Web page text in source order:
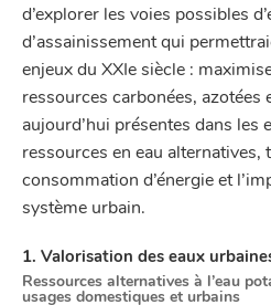
d’explorer les voies possibles
d’assainissement qui
enjeux du XXIe siècle :
ressources carbonées, azotées
aujourd’hui présentes dans les
ressources en eau
consommation d’énergie et
système urbain.
1. Valorisation des eaux
Ressources alternatives à l’eau
usages domestiques et urbains